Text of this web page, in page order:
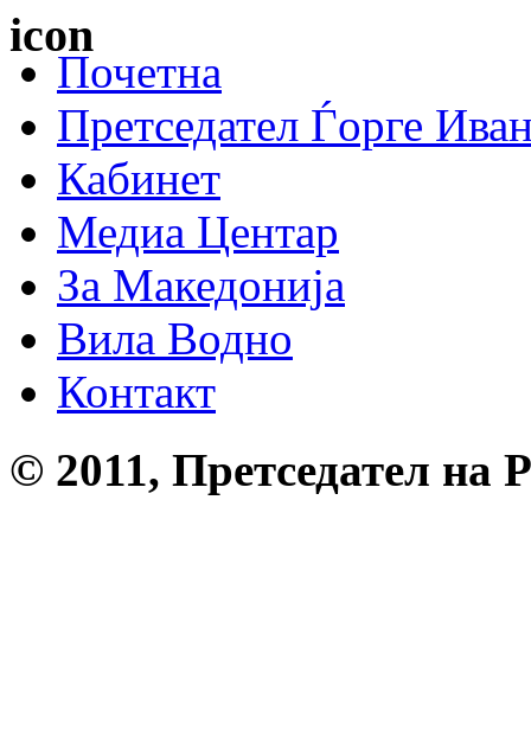
Почетна
Претседател Ѓорге
Кабинет
Медиа Центар
За Македонија
Вила Водно
Контакт
© 2011, Претседател на